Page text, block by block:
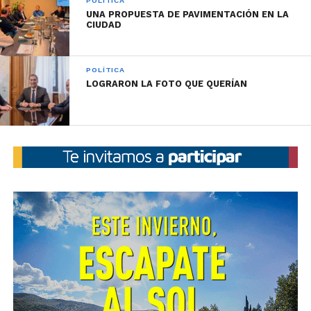
UNA PROPUESTA DE PAVIMENTACIÓN EN LA
CIUDAD
POLÍTICA
LOGRARON LA FOTO QUE QUERÍAN